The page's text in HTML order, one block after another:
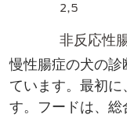
2,5
非反応性
慢性腸症の犬の診
ています。最初
す。フードは、